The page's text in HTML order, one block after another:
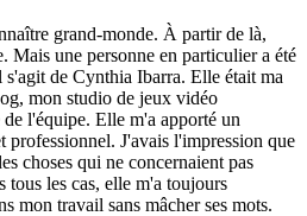
grand-monde. À partir de là,
Mais une personne en particulier a été
de Cynthia Ibarra. Elle était ma
mon studio de jeux vidéo
l'équipe. Elle m'a apporté un
professionnel. J'avais l'impression que
choses qui ne concernaient pas
tous les cas, elle m'a toujours
mon travail sans mâcher ses mots.